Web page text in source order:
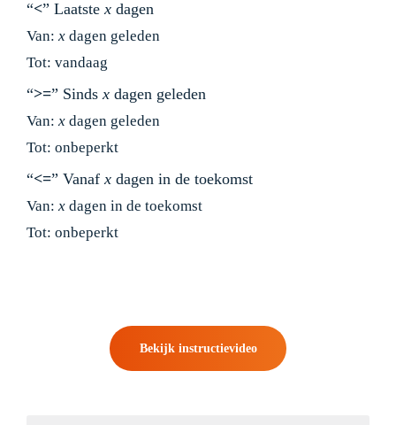
“<” Laatstex dagen
Van:x dagen geleden
Tot: vandaag
“>=” Sindsx dagen geleden
Van:x dagen geleden
Tot: onbeperkt
“<=” Vanafx dagen in de toekomst
Van:x dagen in de toekomst
Tot: onbeperkt
Bekijk instructievideo